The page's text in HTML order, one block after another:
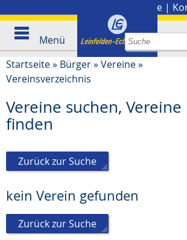
Presse |
Menü
Startseite» Bürger»Vereine»
Vereinsverzeichnis
Vereine suchen, Vereine
finden
Zurück zur Suche
kein Verein gefunden
Zurück zur Suche